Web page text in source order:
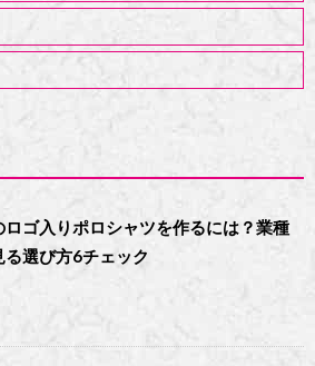
ロゴ入りポロシャツを作るには？業種
る選び方6チェック